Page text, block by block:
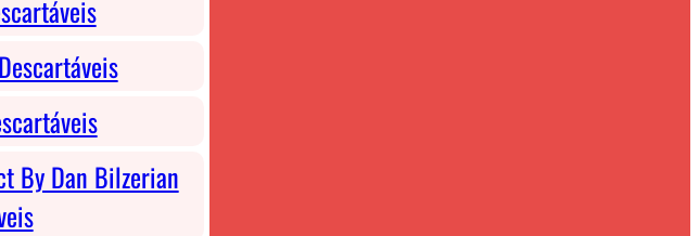
By Dan Bilzerian